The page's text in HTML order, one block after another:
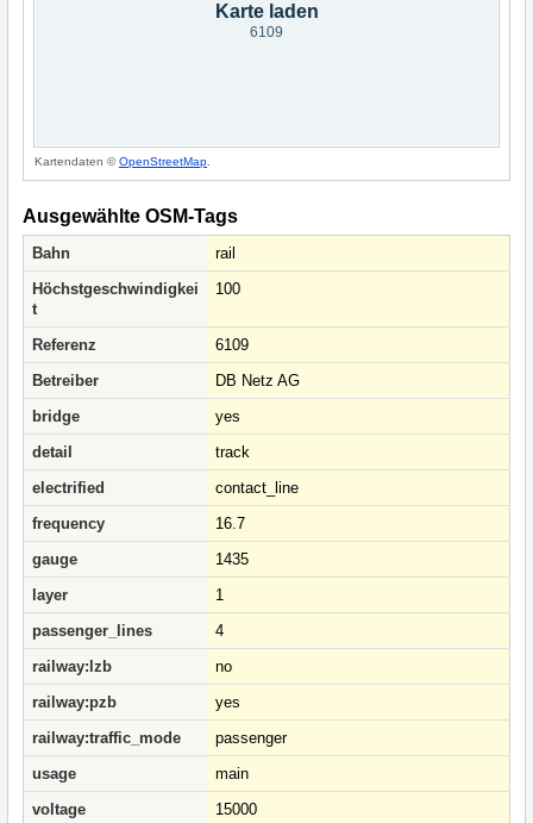
Karte laden
6109
Kartendaten ©OpenStreetMap
Ausgewählte OSM-Tags
Bahn
rail
Höchstgeschwindigkei
t
100
Referenz
6109
Betreiber
DB Netz AG
bridge
yes
detail
track
electrified
contact_line
frequency
16.7
gauge
1435
layer
1
passenger_lines
4
railway:lzb
no
railway:pzb
yes
railway:traffic_mode
passenger
usage
main
voltage
15000